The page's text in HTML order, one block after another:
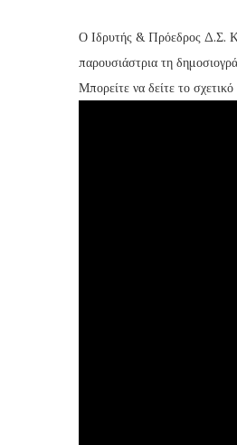
Ο Ιδρυτής & Πρόεδρος Δ.Σ.
παρουσιάστρια τη
Μπορείτε να δείτε το